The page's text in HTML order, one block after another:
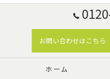
お問い合わせはこちら
ホーム